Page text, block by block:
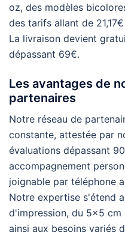
oz, des modèles
des tarifs allant de
La livraison devient
dépassant 69€.
Les avantages de
partenaires
Notre réseau de
constante, attestée par
évaluations dépassant
accompagnement
joignable par téléphone
Notre expertise s'étend
d'impression, du 5×5
ainsi aux besoins variés